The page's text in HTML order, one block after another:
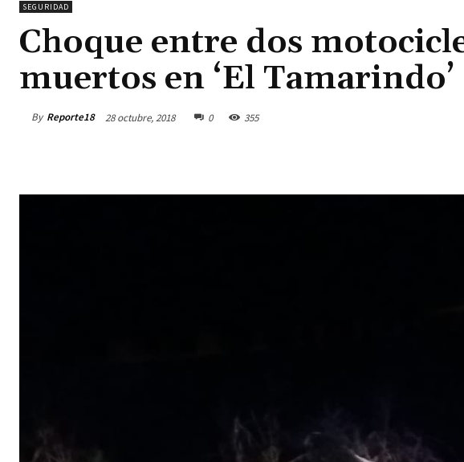
SEGURIDAD
Choque entre dos
muertos en ‘El Tamarindo’
By Reporte18 28 octubre, 2018 0 355